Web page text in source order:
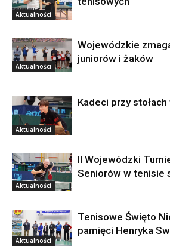
Aktualności
Aktualności
Wojewódzkie
juniorów i żaków
Aktualności
Kadeci przy
Aktualności
II Wojewódzki
Seniorów w tenisie
Aktualności
Tenisowe Święto
pamięci Henryka